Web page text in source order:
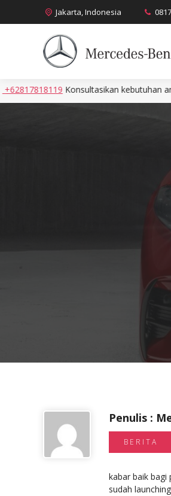
Jakarta, Indonesia
kebutuhan anda Ingin Info Lebih
Penulis :
BERITA
kabar baik bagi
sudah